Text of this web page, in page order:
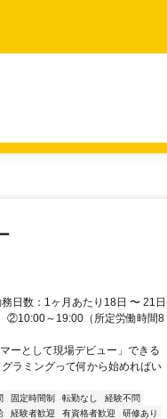
日数：1ヶ月あたり18日 〜 21日
②10:00～19:00（所定労働時間8
ーとして現場デビュー」できる
ラミングって何から始めればい
固定時間制 転勤なし
経験不問
経験者歓迎 有資格者歓迎
研修あり